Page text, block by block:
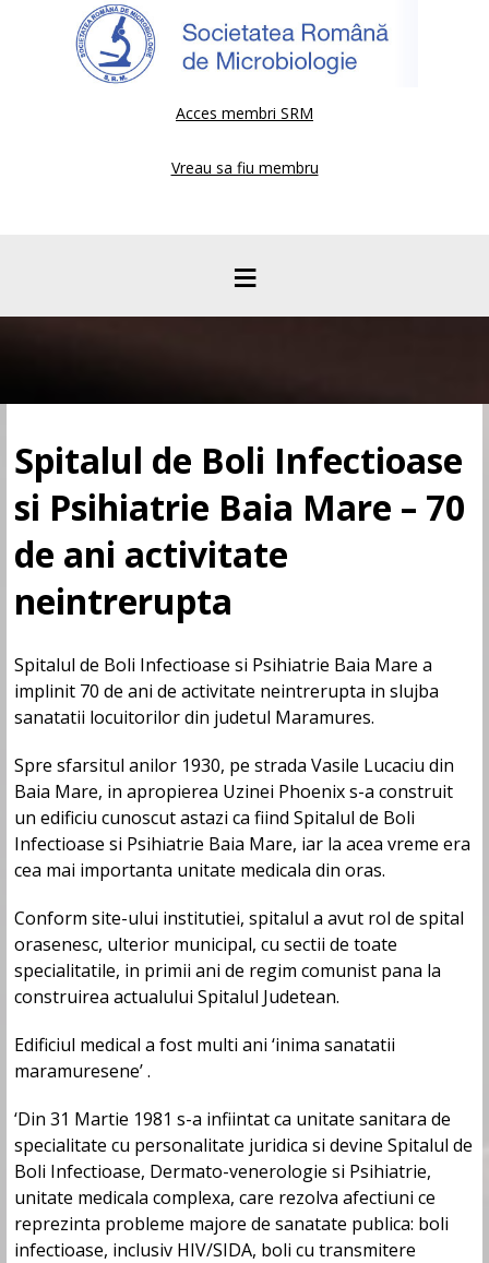
Acces membri SRM
Vreau sa fiu membru
≡
Spitalul de Boli Infectioase
si Psihiatrie Baia Mare – 70
de ani activitate
neintrerupta
Spitalul de Boli Infectioase si Psihiatrie Baia Mare a
implinit 70 de ani de activitate neintrerupta in slujba
sanatatii locuitorilor din judetul Maramures.
Spre sfarsitul anilor 1930, pe strada Vasile Lucaciu din
Baia Mare, in apropierea Uzinei Phoenix s-a construit
un edificiu cunoscut astazi ca fiind Spitalul de Boli
Infectioase si Psihiatrie Baia Mare, iar la acea vreme era
cea mai importanta unitate medicala din oras.
Conform site-ului institutiei, spitalul a avut rol de spital
orasenesc, ulterior municipal, cu sectii de toate
specialitatile, in primii ani de regim comunist pana la
construirea actualului Spitalul Judetean.
Edificiul medical a fost multi ani ‘inima sanatatii
maramuresene’ .
‘Din 31 Martie 1981 s-a infiintat ca unitate sanitara de
specialitate cu personalitate juridica si devine Spitalul de
Boli Infectioase, Dermato-venerologie si Psihiatrie,
unitate medicala complexa, care rezolva afectiuni ce
reprezinta probleme majore de sanatate publica: boli
infectioase, inclusiv HIV/SIDA, boli cu transmitere